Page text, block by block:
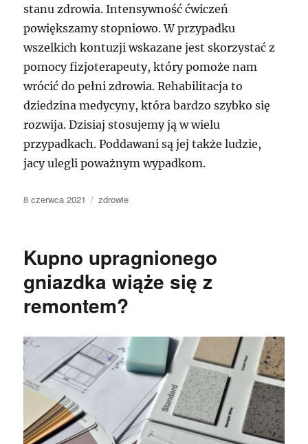
stanu zdrowia. Intensywność ćwiczeń
powiększamy stopniowo. W przypadku
wszelkich kontuzji wskazane jest skorzystać z
pomocy fizjoterapeuty, który pomoże nam
wrócić do pełni zdrowia. Rehabilitacja to
dziedzina medycyny, która bardzo szybko się
rozwija. Dzisiaj stosujemy ją w wielu
przypadkach. Poddawani są jej także ludzie,
jacy ulegli poważnym wypadkom.
Data
8 czerwca 2021 Kategorie
zdrowie
Kupno upragnionego
gniazdka wiąże się z
remontem?